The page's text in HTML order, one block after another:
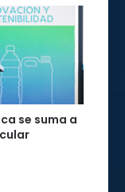
se suma a